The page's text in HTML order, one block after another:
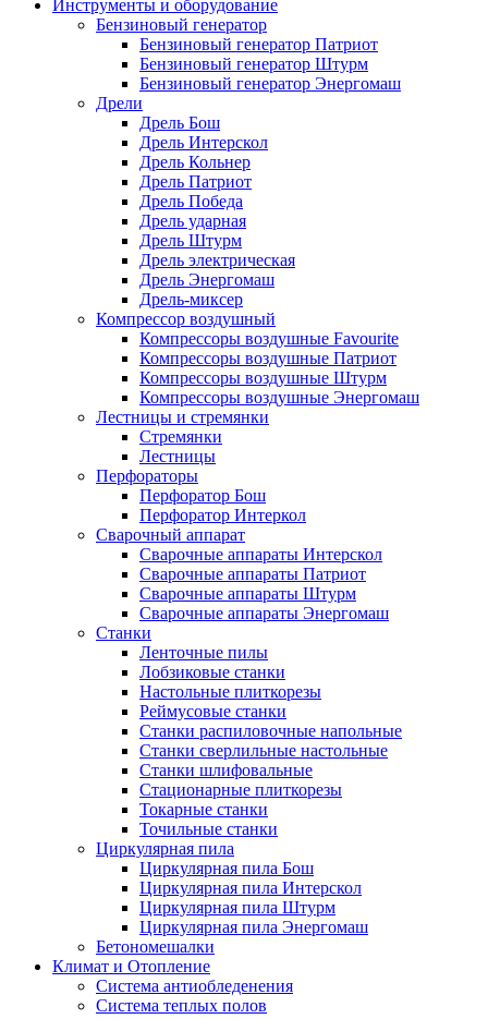
Инструменты и оборудование
Бензиновый генератор
Бензиновый генератор Патриот
Бензиновый генератор Штурм
Бензиновый генератор Энергомаш
Дрели
Дрель Бош
Дрель Интерскол
Дрель Кольнер
Дрель Патриот
Дрель Победа
Дрель ударная
Дрель Штурм
Дрель электрическая
Дрель Энергомаш
Дрель-миксер
Компрессор воздушный
Компрессоры воздушные Favourite
Компрессоры воздушные Патриот
Компрессоры воздушные Штурм
Компрессоры воздушные Энергомаш
Лестницы и стремянки
Стремянки
Лестницы
Перфораторы
Перфоратор Бош
Перфоратор Интеркол
Сварочный аппарат
Сварочные аппараты Интерскол
Сварочные аппараты Патриот
Сварочные аппараты Штурм
Сварочные аппараты Энергомаш
Станки
Ленточные пилы
Лобзиковые станки
Настольные плиткорезы
Реймусовые станки
Станки распиловочные напольные
Станки сверлильные настольные
Станки шлифовальные
Стационарные плиткорезы
Токарные станки
Точильные станки
Циркулярная пила
Циркулярная пила Бош
Циркулярная пила Интерскол
Циркулярная пила Штурм
Циркулярная пила Энергомаш
Бетономешалки
Климат и Отопление
Система антиобледенения
Система теплых полов